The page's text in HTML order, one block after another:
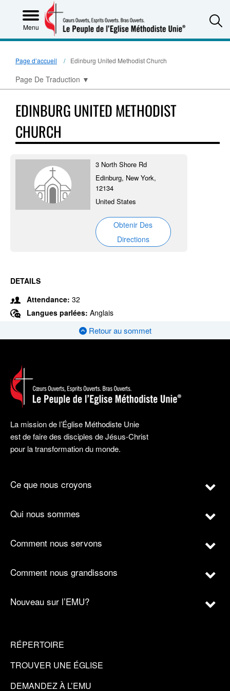
Menu
Page d’accueil Edinburg United Methodist Church
Page De Traduction ▼
EDINBURG UNITED METHODIST
CHURCH
3 North Shore Rd
Edinburg, New York,
12134
United States
Obtenir Des
Directions
DETAILS
Attendance: 32
Langues parlées: Anglais
Retour au sommet
La mission de l’Église Méthodiste Unie
est de faire des disciples de Jésus-Christ
pour la transformation du monde.
Ce que nous croyons
Qui nous sommes
Comment nous servons
Comment nous grandissons
Nouveau sur l’EMU?
RÉPERTOIRE
TROUVER UNE ÉGLISE
DEMANDEZ À L’EMU